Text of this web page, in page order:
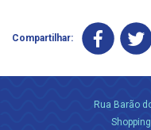
Compartilhar:
Rua Barão